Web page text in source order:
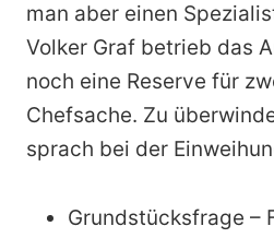
man aber einen
Volker Graf betrieb das
noch eine Reserve für
Chefsache. Zu
sprach bei der
Grundstücksfrage –